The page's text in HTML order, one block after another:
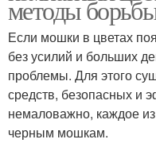
методы
Если мошки в цветах
без усилий и больших
проблемы. Для этого
средств, безопасных и
немаловажно, каждое
черным мошкам.